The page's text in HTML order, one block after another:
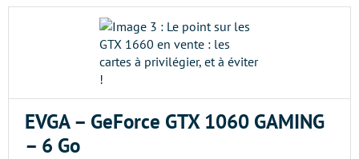
EVGA – GeForce GTX 1060 GAMING
– 6 Go